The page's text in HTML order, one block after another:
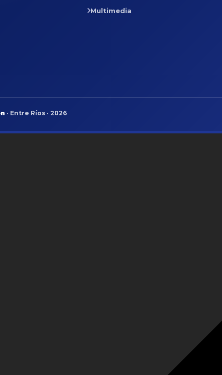
Multimedia
· Entre Ríos · 2026